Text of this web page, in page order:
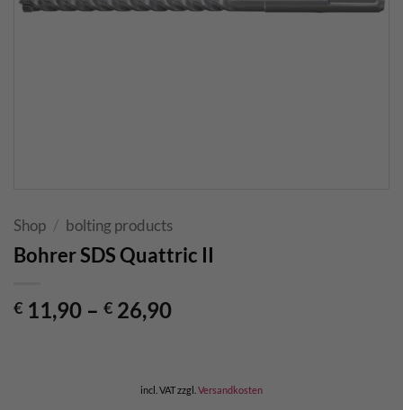
Shop / bolting products
Bohrer SDS Quattric II
€ 11,90 – € 26,90
incl. VATzzgl. Versandkosten